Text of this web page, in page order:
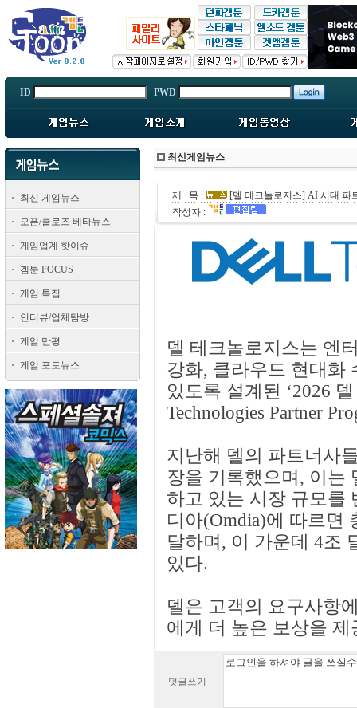
ID PWD
최신 게임뉴스
오픈/클로즈 베타뉴스
게임업계 핫이슈
겜툰 FOCUS
게임 특집
인터뷰/업체탐방
게임 만평
게임 포토뉴스
최신게임뉴스
제 목 :
[델 테크놀로지스] AI 시대 파
작성자 :
델 테크놀로지스는 엔
강화, 클라우드 현대화
있도록 설계된 ‘2026
Technologies Partner
지난해 델의 파트너사
장을 기록했으며, 이는
하고 있는 시장 규모를
디아(Omdia)에 따르면
달하며, 이 가운데 4조
있다.
델은 고객의 요구사항
에게 더 높은 보상을
덧글쓰기